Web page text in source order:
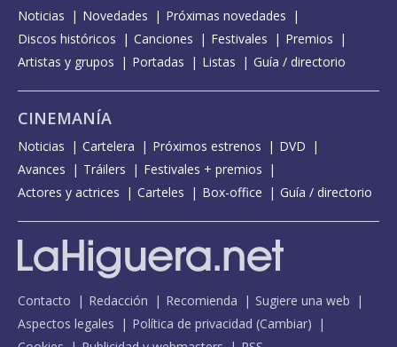
Noticias Novedades
Próximas novedades
Discos históricos
Canciones Festivales
Premios
Artistas y grupos
Portadas Listas Guía / directorio
CINEMANÍA
Noticias Cartelera Próximos estrenos
DVD
Avances
Tráilers
Festivales + premios
Actores y actrices
Carteles Box-office Guía / directorio
Contacto Redacción Recomienda
Sugiere una web
Aspectos legales
Política de privacidad (Cambiar)